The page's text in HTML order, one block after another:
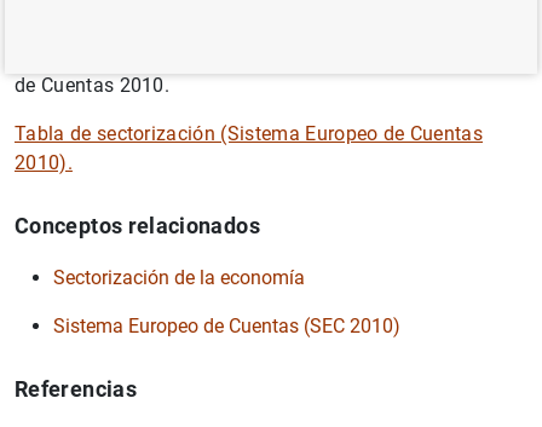
de Cuentas 2010.
Tabla de sectorización (Sistema Europeo de Cuentas
2010).
Conceptos relacionados
Sectorización de la economía
Sistema Europeo de Cuentas (SEC 2010)
Referencias